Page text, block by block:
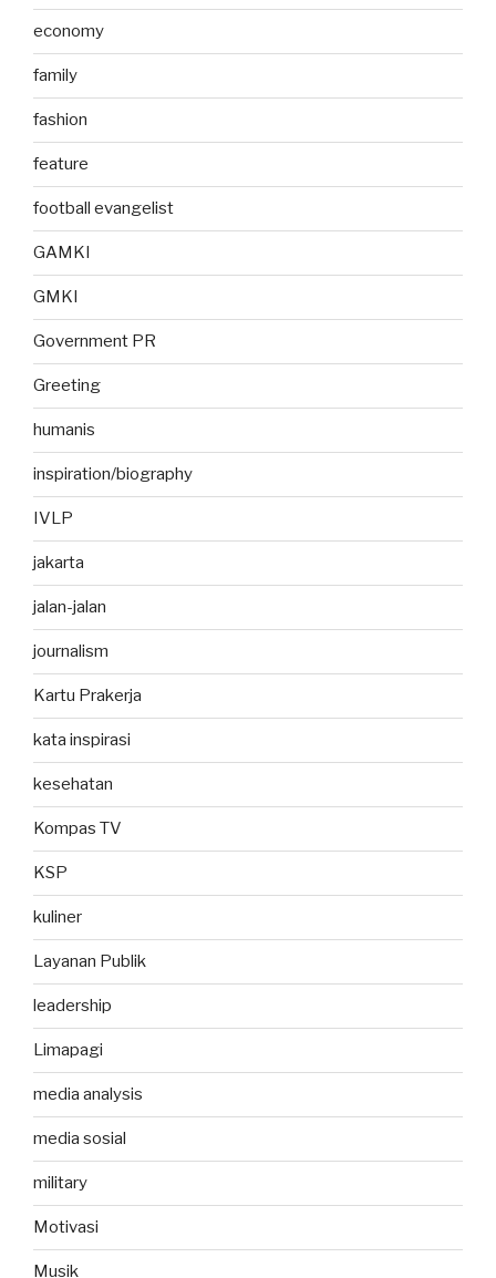
economy
family
fashion
feature
football evangelist
GAMKI
GMKI
Government PR
Greeting
humanis
inspiration/biography
IVLP
jakarta
jalan-jalan
journalism
Kartu Prakerja
kata inspirasi
kesehatan
Kompas TV
KSP
kuliner
Layanan Publik
leadership
Limapagi
media analysis
media sosial
military
Motivasi
Musik